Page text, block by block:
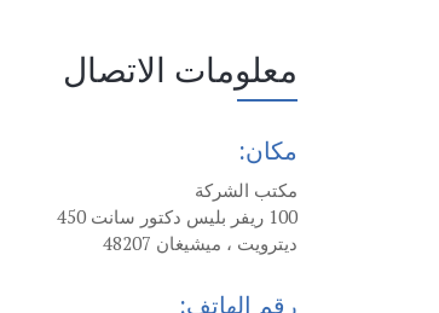
معلومات الاتصال
مكان:
مكتب الشركة
100 ريفر بليس دكتور سانت 450
ديترويت ، ميشيغان 48207
رقم الهاتف: